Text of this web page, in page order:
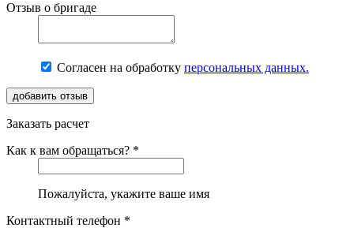
Отзыв о бригаде
Согласен на обработку персональных данных.
Заказать расчет
Как к вам обращаться? *
Пожалуйста, укажите ваше имя
Контактный телефон *